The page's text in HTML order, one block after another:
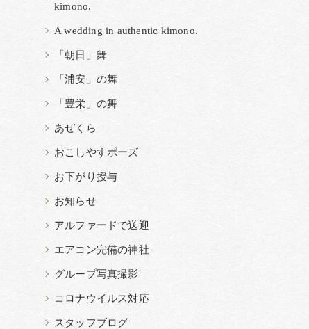
kimono.
A wedding in authentic kimono.
「朝日」舞
「浦安」の舞
「豊栄」の舞
あぜくら
おこしやすポーズ
お下がり授与
お知らせ
アルファードで送迎
エアコン完備の神社
グループ写真撮影
コロナウイルス対応
スタッフブログ